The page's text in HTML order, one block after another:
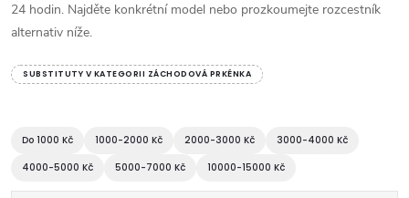
24 hodin. Najděte konkrétní model nebo prozkoumejte rozcestník
alternativ níže.
SUBSTITUTY V KATEGORII ZÁCHODOVÁ PRKÉNKA
Do 1000 Kč 1000-2000 Kč 2000-3000 Kč
3000-4000 Kč
4000-5000 Kč
5000-7000 Kč 10000-15000 Kč